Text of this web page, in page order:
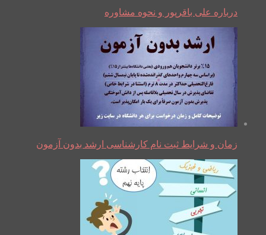
درباره علی باقرپور و نحوه مشاوره
زمان و شرایط ثبت نام کارشناسی ارشد بدون آزمون